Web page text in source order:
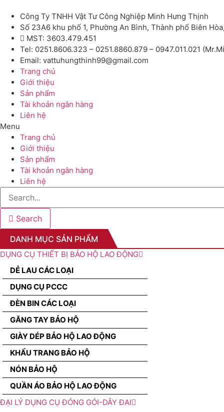
Công Ty TNHH Vật Tư Công Nghiệp Minh Hưng Thịnh
Số 23A6 khu phố 1, Phường An Bình, Thành phố Biên
MST: 3603.479.451
Tel: 0251.8606.323 – 0251.8860.879 – 0947.011.021
Email: vattuhungthinh99@gmail.com
Trang chủ
Giới thiệu
Sản phẩm
Tài khoản ngân hàng
Liên hệ
Menu
Trang chủ
Giới thiệu
Sản phẩm
Tài khoản ngân hàng
Liên hệ
Search
DANH MỤC SẢN PHẨM
DỤNG CỤ THIẾT BỊ BẢO HỘ LAO ĐỘNG
DẺ LAU CÁC LOẠI
DỤNG CỤ PCCC
ĐÈN BIN CÁC LOẠI
GĂNG TAY BẢO HỘ
GIÀY DÉP BẢO HỘ LAO ĐỘNG
KHẨU TRANG BẢO HỘ
NÓN BẢO HỘ
QUẦN ÁO BẢO HỘ LAO ĐỘNG
ĐẠI LÝ DỤNG CỤ ĐÓNG GÓI-DÂY ĐAI